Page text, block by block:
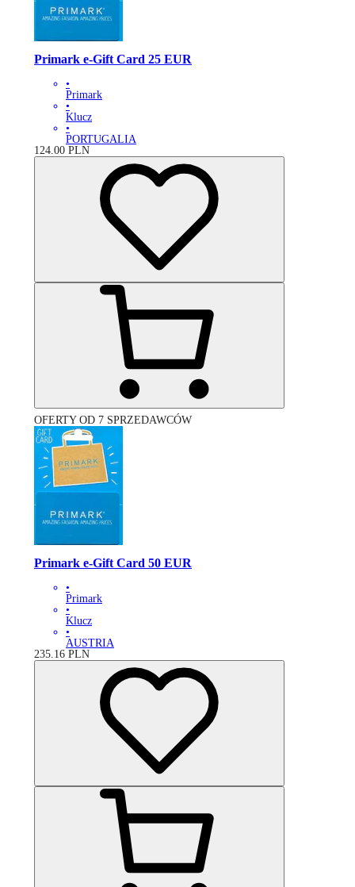
Primark e-Gift Card 25 EUR
•
Primark
•
Klucz
•
PORTUGALIA
124.00 PLN
OFERTY OD 7 SPRZEDAWCÓW
Primark e-Gift Card 50 EUR
•
Primark
•
Klucz
•
AUSTRIA
235.16 PLN